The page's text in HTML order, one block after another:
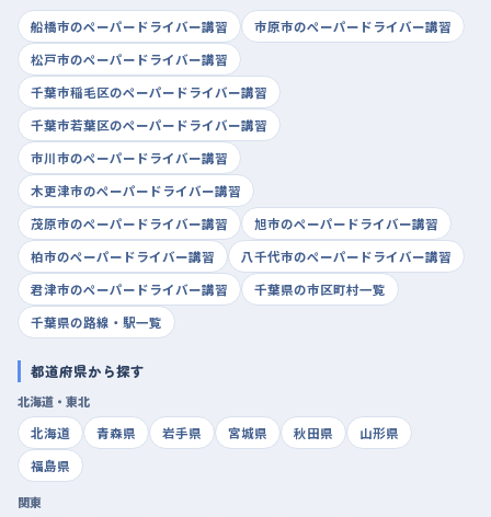
船橋市のペーパードライバー講習
市原市のペーパードライバー講習
松戸市のペーパードライバー講習
千葉市稲毛区のペーパードライバー講習
千葉市若葉区のペーパードライバー講習
市川市のペーパードライバー講習
木更津市のペーパードライバー講習
茂原市のペーパードライバー講習
旭市のペーパードライバー講習
柏市のペーパードライバー講習
八千代市のペーパードライバー講習
君津市のペーパードライバー講習
千葉県の市区町村一覧
千葉県の路線・駅一覧
都道府県から探す
北海道・東北
北海道
青森県 岩手県 宮城県 秋田県
山形県
福島県
関東